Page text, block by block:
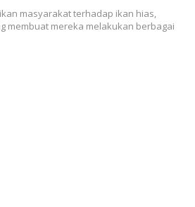
masyarakat terhadap ikan hias,
membuat mereka melakukan berbagai